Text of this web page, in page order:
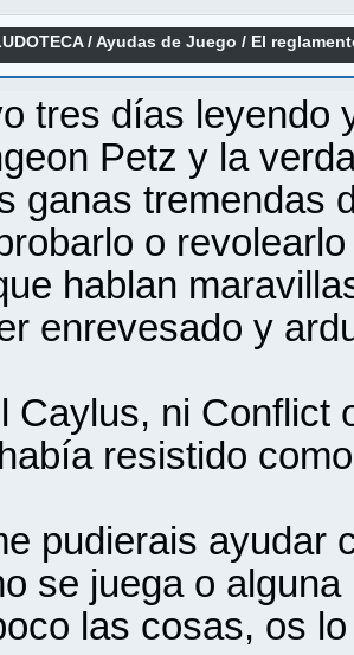
/Ayudas de Juego / El
tres días leyendo
Petz y la
ganas tremendas
o
hablan
enrevesado y
Caylus, ni Conflict
resistido
pudierais ayudar
se juega o
las cosas, os